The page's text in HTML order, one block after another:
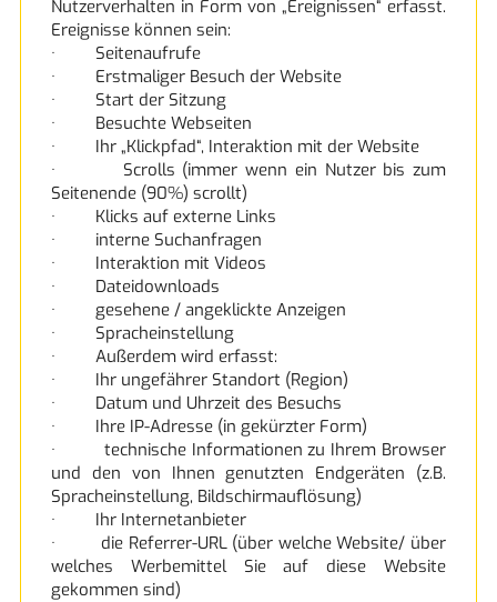
Nutzerverhalten in Form von „Ereignissen“ erfasst.
Ereignisse können sein:
· Seitenaufrufe
· Erstmaliger Besuch der Website
· Start der Sitzung
· Besuchte Webseiten
· Ihr „Klickpfad“, Interaktion mit der Website
· Scrolls (immer wenn ein Nutzer bis zum
Seitenende (90%) scrollt)
· Klicks auf externe Links
· interne Suchanfragen
· Interaktion mit Videos
· Dateidownloads
· gesehene / angeklickte Anzeigen
· Spracheinstellung
· Außerdem wird erfasst:
· Ihr ungefährer Standort (Region)
· Datum und Uhrzeit des Besuchs
· Ihre IP-Adresse (in gekürzter Form)
· technische Informationen zu Ihrem Browser
und den von Ihnen genutzten Endgeräten (z.B.
Spracheinstellung, Bildschirmauflösung)
· Ihr Internetanbieter
· die Referrer-URL (über welche Website/ über
welches Werbemittel Sie auf diese Website
gekommen sind)